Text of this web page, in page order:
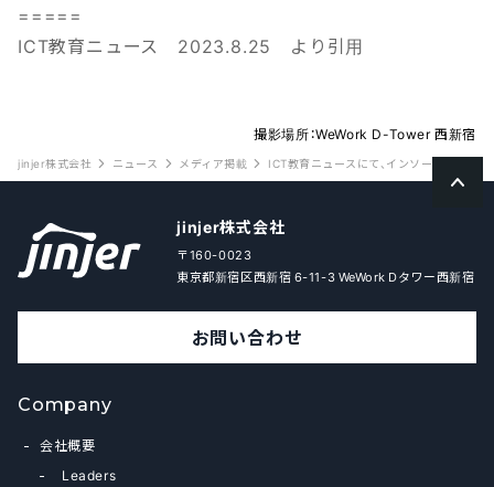
=====
ICT教育ニュース 2023.8.25 より引用
jinjer株式会社 ニュース メディア掲載 ICT教育ニュースにて、インソース社との
撮影場所：WeWork D-Tower 西新宿
jinjer株式会社
〒160-0023
東京都新宿区西新宿 6-11-3 WeWork Dタワー西新宿
お問い合わせ
Company
会社概要
Leaders